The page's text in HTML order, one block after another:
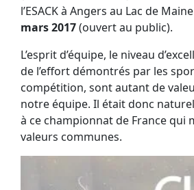
l’ESACK à Angers au Lac de
mars2017(ouvert au public).
L’esprit d’équipe, le niveau
de l’effort démontrés par les
compétition, sont autant de
notre équipe. Il était donc
à ce championnat de France qui
valeurs communes.